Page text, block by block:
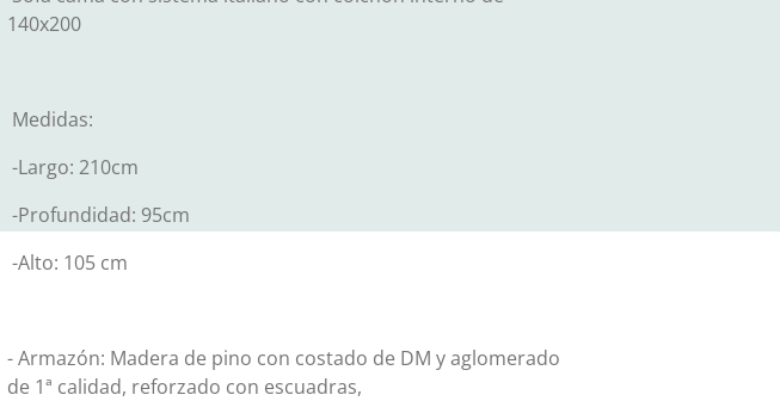
140x200
Medidas:
-Largo: 210cm
-Profundidad: 95cm
-Alto: 105 cm
- Armazón: Madera de pino con costado de DM y aglomerado
de 1ª calidad, reforzado con escuadras,